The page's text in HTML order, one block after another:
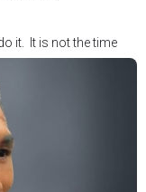
it. It is not the time
stage for a world
is watching.
hesitate. When you
the safety and the
ring. At the end,